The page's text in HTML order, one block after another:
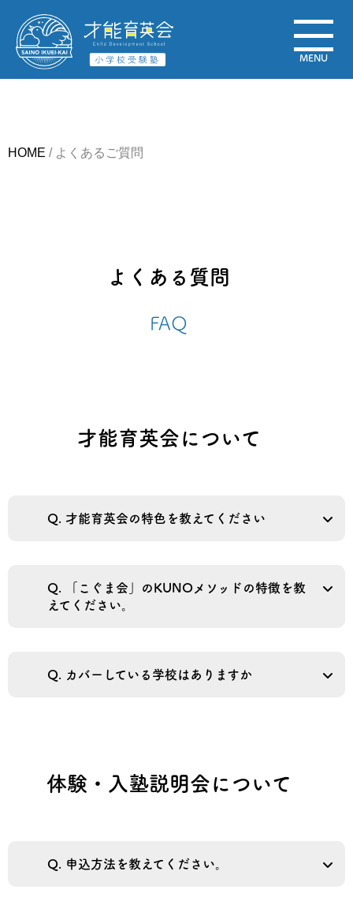
HOME / よくあるご質問
よくある質問
FAQ
才能育英会について
Q. 才能育英会の特色を教えてください
Q. 「こぐま会」のKUNOメソッドの特徴を教
えてください。
Q. カバーしている学校はありますか
体験・入塾説明会について
Q. 申込方法を教えてください。